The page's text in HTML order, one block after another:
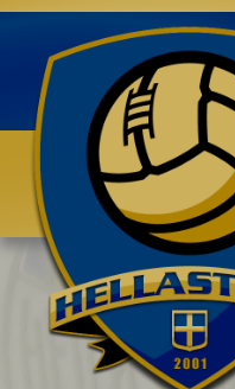
Benvenuti su